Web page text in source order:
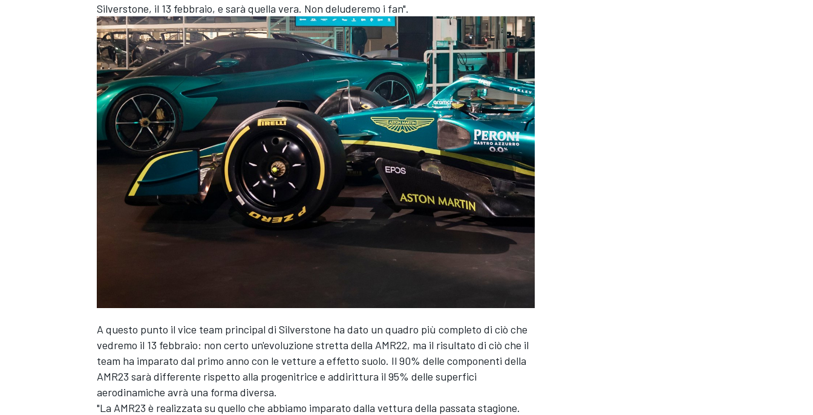
Silverstone, il 13 febbraio, e sarà quella vera. Non deluderemo i fan".
A questo punto il vice team principal di Silverstone ha dato un quadro più completo di ciò che
vedremo il 13 febbraio: non certo un'evoluzione stretta della AMR22, ma il risultato di ciò che il
team ha imparato dal primo anno con le vetture a effetto suolo. Il 90% delle componenti della
AMR23 sarà differente rispetto alla progenitrice e addirittura il 95% delle superfici
aerodinamiche avrà una forma diversa.
"La AMR23 è realizzata su quello che abbiamo imparato dalla vettura della passata stagione.